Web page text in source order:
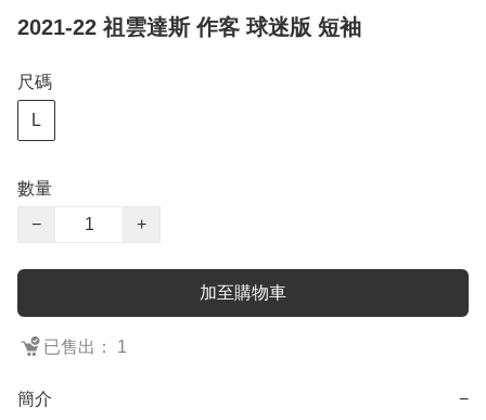
2021-22 祖雲達斯 作客 球迷版 短袖
尺碼
L
數量
−
+
加至購物車
已售出： 1
簡介 −